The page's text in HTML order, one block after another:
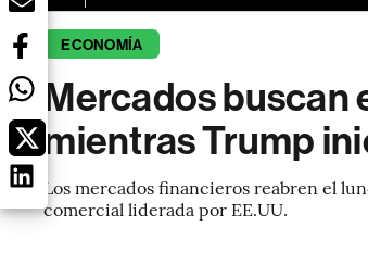
ECONOMÍA
Mercados buscan
mientras Trump
Los mercados financieros reabren el
comercial liderada por EE.UU.